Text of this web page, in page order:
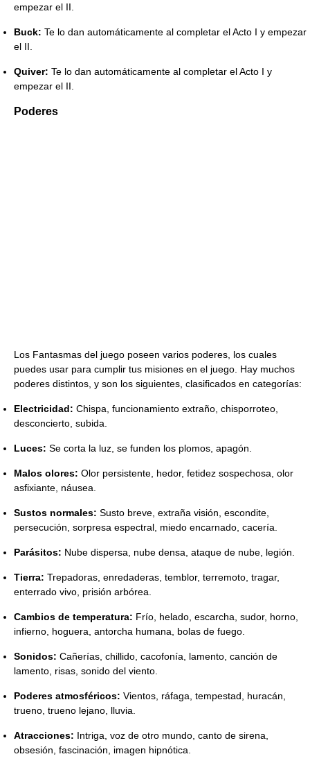
empezar el II.
Buck: Te lo dan automáticamente al completar el Acto I y empezar
el II.
Quiver: Te lo dan automáticamente al completar el Acto I y
empezar el II.
Poderes
Los Fantasmas del juego poseen varios poderes, los cuales
puedes usar para cumplir tus misiones en el juego. Hay muchos
poderes distintos, y son los siguientes, clasificados en categorías:
Electricidad: Chispa, funcionamiento extraño, chisporroteo,
desconcierto, subida.
Luces: Se corta la luz, se funden los plomos, apagón.
Malos olores: Olor persistente, hedor, fetidez sospechosa, olor
asfixiante, náusea.
Sustos normales: Susto breve, extraña visión, escondite,
persecución, sorpresa espectral, miedo encarnado, cacería.
Parásitos: Nube dispersa, nube densa, ataque de nube, legión.
Tierra: Trepadoras, enredaderas, temblor, terremoto, tragar,
enterrado vivo, prisión arbórea.
Cambios de temperatura: Frío, helado, escarcha, sudor, horno,
infierno, hoguera, antorcha humana, bolas de fuego.
Sonidos: Cañerías, chillido, cacofonía, lamento, canción de
lamento, risas, sonido del viento.
Poderes atmosféricos: Vientos, ráfaga, tempestad, huracán,
trueno, trueno lejano, lluvia.
Atracciones: Intriga, voz de otro mundo, canto de sirena,
obsesión, fascinación, imagen hipnótica.